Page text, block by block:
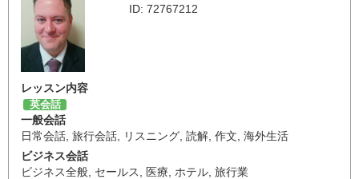
ID: 72767212
レッスン内容
英会話
一般会話
日常会話 旅行会話 リスニング 読解 作文 海外生活
ビジネス会話
ビジネス全般 セールス 医療 ホテル 旅行業